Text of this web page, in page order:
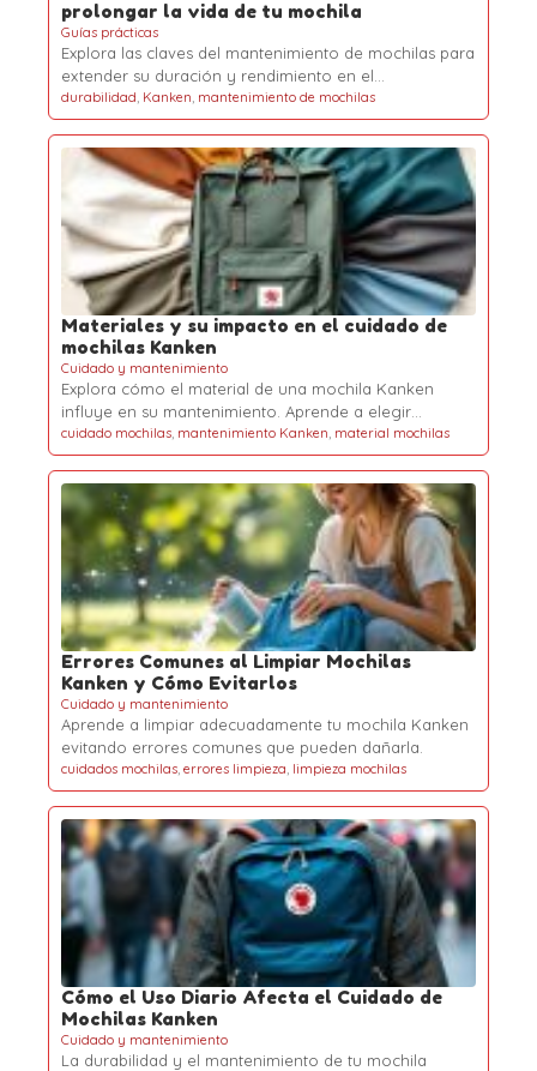
prolongar la vida de tu mochila
Guías prácticas
Explora las claves del mantenimiento de mochilas para
extender su duración y rendimiento en el…
durabilidad, Kanken, mantenimiento de mochilas
Materiales y su impacto en el cuidado de
mochilas Kanken
Cuidado y mantenimiento
Explora cómo el material de una mochila Kanken
influye en su mantenimiento. Aprende a elegir…
cuidado mochilas, mantenimiento Kanken, material mochilas
Errores Comunes al Limpiar Mochilas
Kanken y Cómo Evitarlos
Cuidado y mantenimiento
Aprende a limpiar adecuadamente tu mochila Kanken
evitando errores comunes que pueden dañarla.
cuidados mochilas, errores limpieza, limpieza mochilas
Cómo el Uso Diario Afecta el Cuidado de
Mochilas Kanken
Cuidado y mantenimiento
La durabilidad y el mantenimiento de tu mochila